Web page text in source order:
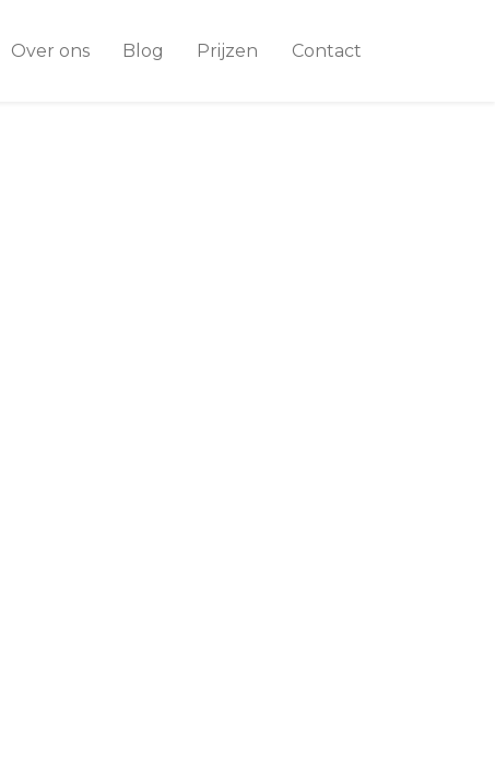
Over ons Blog Prijzen Contact